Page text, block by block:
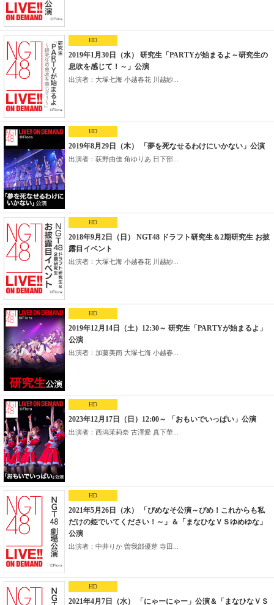
HD
2019年1月30日（水） 研究生「PARTYが始まるよ～研究生の
息吹を感じて！～」公演
出演者：大塚七海 小越春花 川越紗...
HD
2019年8月29日（木） 「夢を死なせるわけにいかない」公演
出演者：荻野由佳 角ゆりあ 日下部...
HD
2018年9月2日（日） NGT48 ドラフト研究生＆2期研究生 お披
露目イベント
出演者：大塚七海 小越春花 川越紗...
HD
2019年12月14日（土）12:30～ 研究生「PARTYが始まるよ」
公演
出演者：加藤美南 大塚七海 小越春...
HD
2023年12月17日（日）12:00～ 「おもいでいっぱい」公演
出演者：西潟茉莉奈 古澤愛 真下華...
HD
2021年5月26日（水） 「ぴめなそ公演～ぴめ！これからも私
だけの姫でいてください！～」＆「まなひなＶＳゆめゆな」
公演
出演者：中井りか 曽我部優芽 寺田...
HD
2021年4月7日（水） 「にゃーにゃー」公演＆「まなひなＶＳ